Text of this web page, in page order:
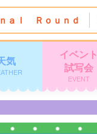
ａｌ Ｒｏｕｎｄ
気
イベント
試写会
EVENT